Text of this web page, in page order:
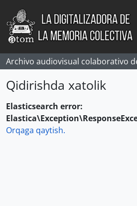
Skip to main content
Archivo audiovisual colaborativo
Qidirishda xatolik
Elasticsearch error:
Orqaga qaytish.